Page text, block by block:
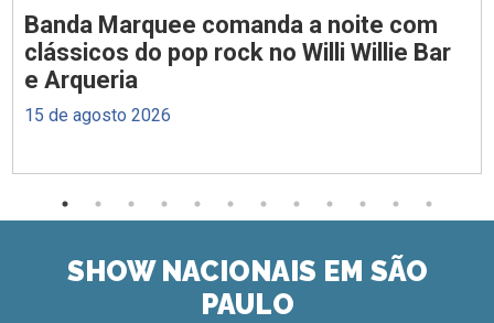
Banda Marquee comanda a noite com
clássicos do pop rock no Willi Willie Bar
e Arqueria
15 de agosto 2026
SHOW NACIONAIS EM SÃO
PAULO